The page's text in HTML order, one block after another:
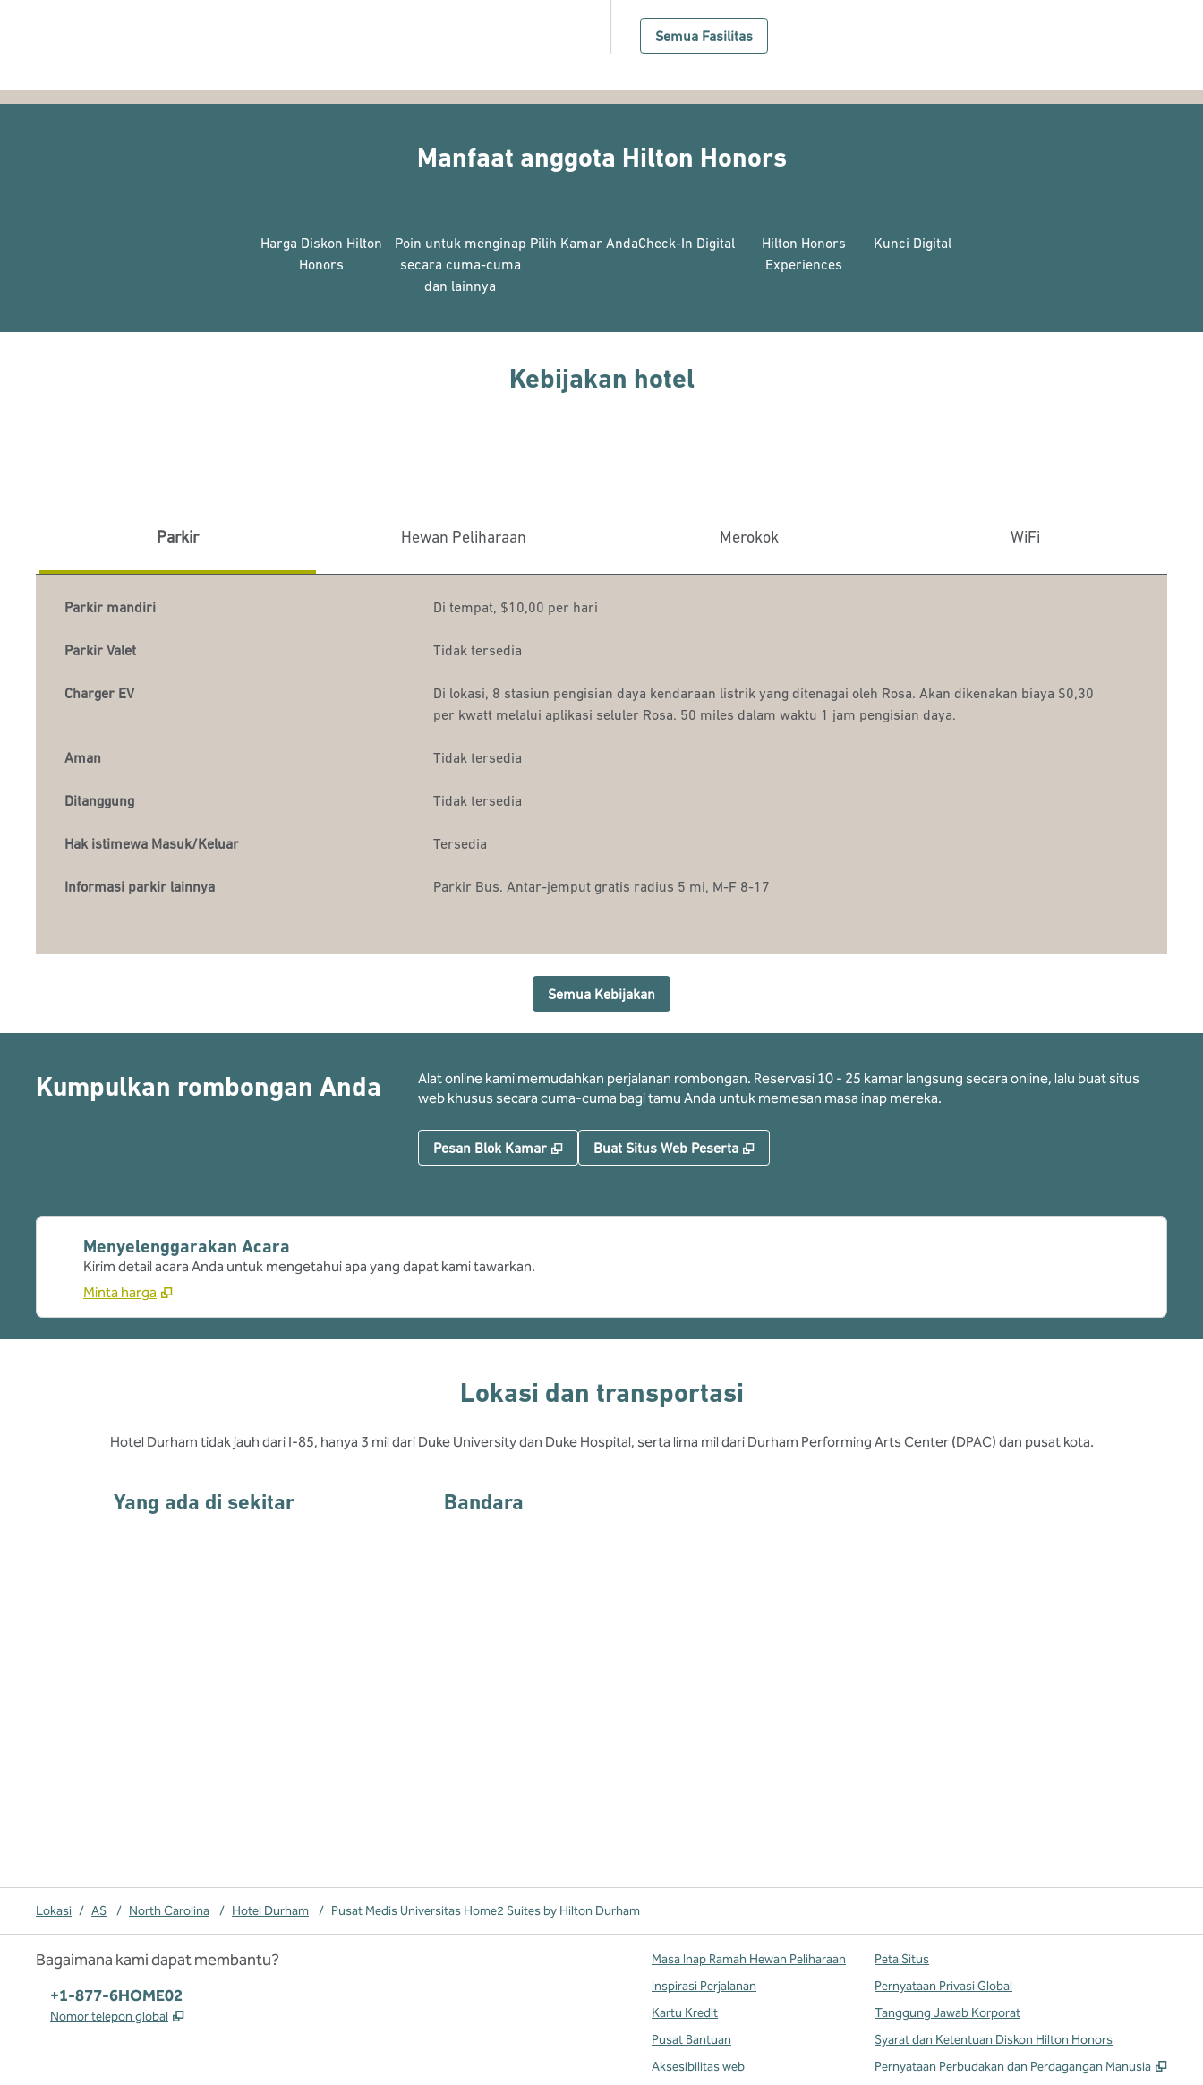
Semua Fasilitas
Manfaat anggota Hilton Honors
Harga Diskon Hilton
Honors
Poin untuk menginap
secara cuma-cuma
dan lainnya
Pilih Kamar AndaCheck-In Digital
Hilton Honors
Experiences
Kunci Digital
Kebijakan hotel
Parkir Hewan Peliharaan Merokok WiFi
Parkir mandiri Di tempat, $10,00 per hari
Parkir Valet Tidak tersedia
Charger EV Di lokasi, 8 stasiun pengisian daya kendaraan listrik yang ditenagai oleh Rosa. Akan dikenakan biaya $0,30
per kwatt melalui aplikasi seluler Rosa. 50 miles dalam waktu 1 jam pengisian daya.
Aman Tidak tersedia
Ditanggung Tidak tersedia
Hak istimewa Masuk/Keluar Tersedia
Informasi parkir lainnya Parkir Bus. Antar-jemput gratis radius 5 mi, M-F 8-17
Semua Kebijakan
Kumpulkan rombongan Anda
Alat online kami memudahkan perjalanan rombongan. Reservasi 10 - 25 kamar langsung secara online, lalu buat situs
web khusus secara cuma-cuma bagi tamu Anda untuk memesan masa inap mereka.
Pesan Blok Kamar , Buka tab baru
Buat Situs Web Peserta ,
Menyelenggarakan Acara
Kirim detail acara Anda untuk mengetahui apa yang dapat kami tawarkan.
Minta harga
Lokasi dan transportasi
Hotel Durham tidak jauh dari I-85, hanya 3 mil dari Duke University dan Duke Hospital, serta lima mil dari Durham Performing Arts Center (DPAC) dan pusat kota.
Yang ada di sekitar Bandara
Lokasi / AS / North Carolina / Hotel Durham / Pusat Medis Universitas Home2 Suites by Hilton Durham
Bagaimana kami dapat membantu?
Telepon:
+1-877-6HOME02
Nomor telepon global ,
Masa Inap Ramah Hewan Peliharaan
Inspirasi Perjalanan
Kartu Kredit
Pusat Bantuan
Aksesibilitas web
Peta Situs
Pernyataan Privasi Global
Tanggung Jawab Korporat
Syarat dan Ketentuan Diskon Hilton Honors
Pernyataan Perbudakan dan Perdagangan Manusia
,